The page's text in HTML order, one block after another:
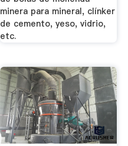
minera para mineral, clínker
de cemento, yeso, vidrio,
etc.